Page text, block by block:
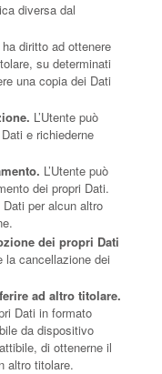
diversa dal
ha diritto ad ottenere
su determinati
una copia dei Dati
L’Utente può
e richiederne
L’Utente può
dei propri Dati.
per alcun altro
dei propri Dati
la cancellazione dei
ad altro titolare.
Dati in formato
da dispositivo
di ottenerne il
altro titolare.